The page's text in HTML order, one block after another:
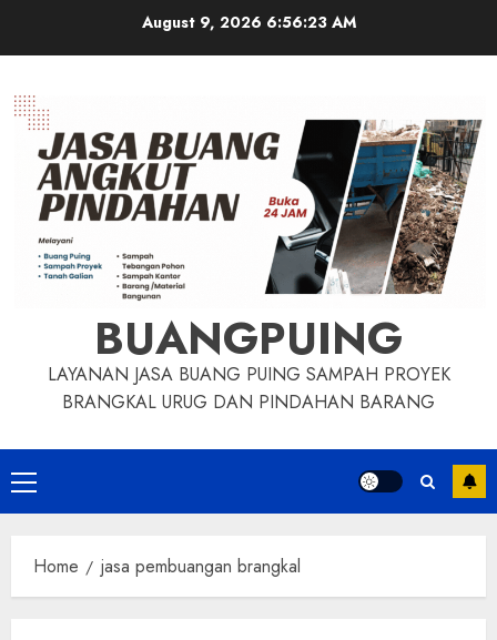
August 9, 2026 6:56:24 AM
BUANGPUING
LAYANAN JASA BUANG PUING SAMPAH PROYEK
BRANGKAL URUG DAN PINDAHAN BARANG
Primary
Menu
Home jasa pembuangan brangkal